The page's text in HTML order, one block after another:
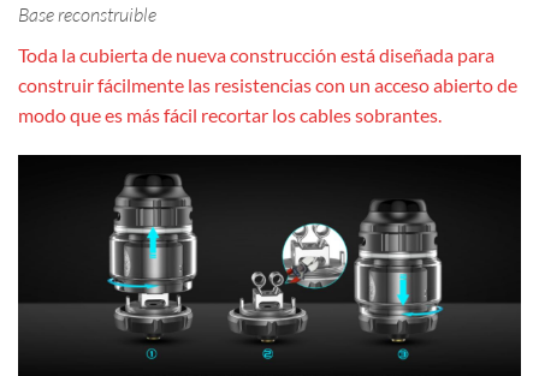
Base reconstruible
Toda la cubierta de nueva construcción está diseñada para
construir fácilmente las resistencias con un acceso abierto de
modo que es más fácil recortar los cables sobrantes.